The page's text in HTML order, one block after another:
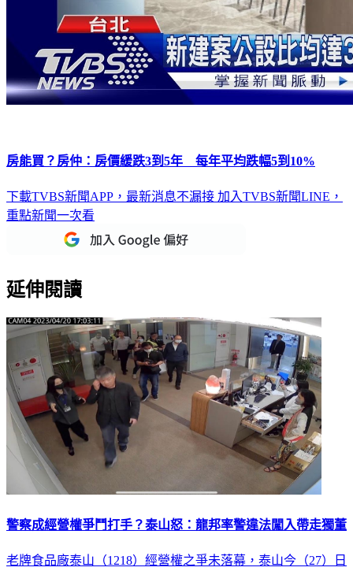
房能買？房仲：房價緩跌3到5年 每年平均跌幅5到10%
下載TVBS新聞APP，最新消息不漏接 加入TVBS新聞LINE，
重點新聞一次看
延伸閱讀
警察成經營權爭鬥打手？泰山怒：龍邦率警違法闖入帶走獨董
老牌食品廠泰山（1218）經營權之爭未落幕，泰山今（27）日